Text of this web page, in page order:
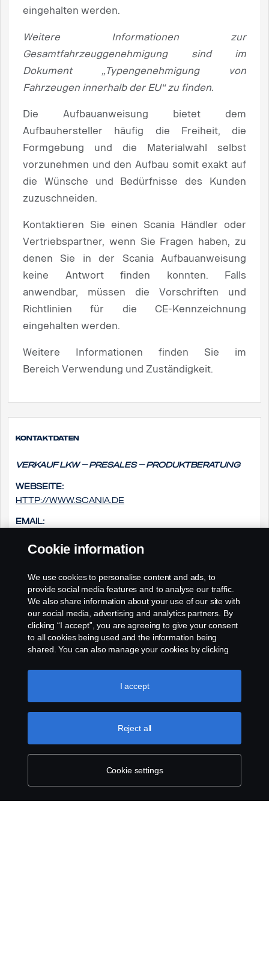
eingehalten werden.
Weitere Informationen zur
Gesamtfahrzeuggenehmigung sind im
Dokument „Typengenehmigung von
Fahrzeugen innerhalb der EU“ zu finden.
Die Aufbauanweisung bietet dem
Aufbauhersteller häufig die Freiheit, die
Formgebung und die Materialwahl selbst
vorzunehmen und den Aufbau somit exakt auf
die Wünsche und Bedürfnisse des Kunden
zuzuschneiden.
Kontaktieren Sie einen Scania Händler oder
Vertriebspartner, wenn Sie Fragen haben, zu
denen Sie in der Scania Aufbauanweisung
keine Antwort finden konnten. Falls
anwendbar, müssen die Vorschriften und
Richtlinien für die CE-Kennzeichnung
eingehalten werden.
Weitere Informationen finden Sie im
Bereich Verwendung und Zuständigkeit.
Kontaktdaten
Verkauf Lkw – Presales – Produktberatung
Webseite:
http://www.scania.de
Email:
+49 (0) 261 897 7467
Cookie information
We use cookies to personalise content and ads, to
provide social media features and to analyse our traffic.
We also share information about your use of our site with
our social media, advertising and analytics partners. By
clicking “I accept”, you are agreeing to give your consent
to all cookies being used and the information being
shared. You can also manage your cookies by clicking
like to accept. For a more detailed explanation of how we
use cookies, please visit our cookies section, which you
Cookie settings
Reject all
I accept